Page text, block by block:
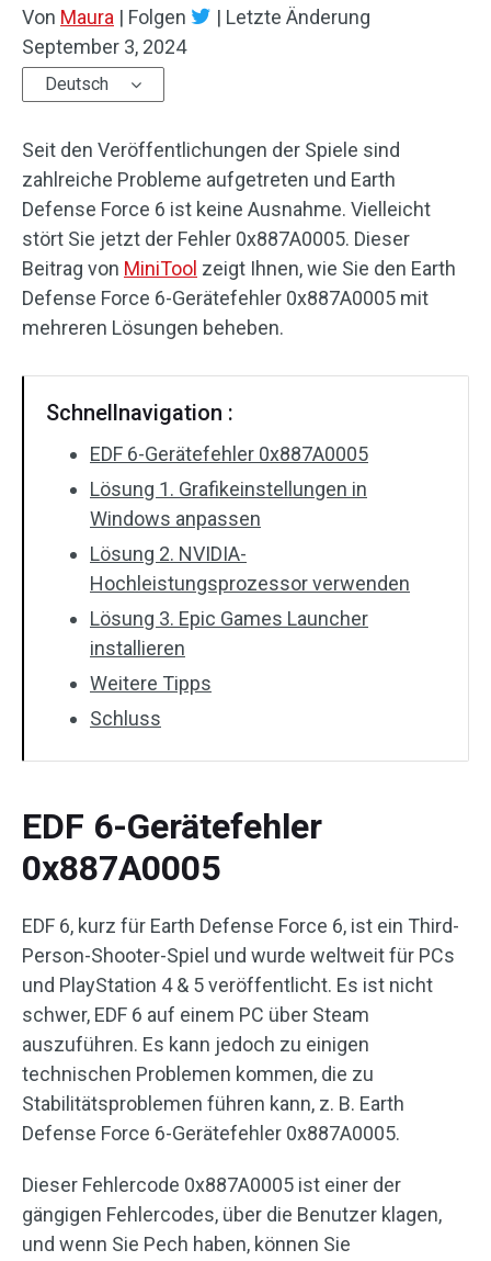
Von Maura | Folgen | Letzte Änderung
September 3, 2024
Deutsch
Seit den Veröffentlichungen der Spiele sind
zahlreiche Probleme aufgetreten und Earth
Defense Force 6 ist keine Ausnahme. Vielleicht
stört Sie jetzt der Fehler 0x887A0005. Dieser
Beitrag von MiniTool zeigt Ihnen, wie Sie den Earth
Defense Force 6-Gerätefehler 0x887A0005 mit
mehreren Lösungen beheben.
Schnellnavigation :
EDF 6-Gerätefehler 0x887A0005
Lösung 1. Grafikeinstellungen in
Windows anpassen
Lösung 2. NVIDIA-
Hochleistungsprozessor verwenden
Lösung 3. Epic Games Launcher
installieren
Weitere Tipps
Schluss
EDF 6-Gerätefehler
0x887A0005
EDF 6, kurz für Earth Defense Force 6, ist ein Third-
Person-Shooter-Spiel und wurde weltweit für PCs
und PlayStation 4 & 5 veröffentlicht. Es ist nicht
schwer, EDF 6 auf einem PC über Steam
auszuführen. Es kann jedoch zu einigen
technischen Problemen kommen, die zu
Stabilitätsproblemen führen kann, z. B. Earth
Defense Force 6-Gerätefehler 0x887A0005.
Dieser Fehlercode 0x887A0005 ist einer der
gängigen Fehlercodes, über die Benutzer klagen,
und wenn Sie Pech haben, können Sie